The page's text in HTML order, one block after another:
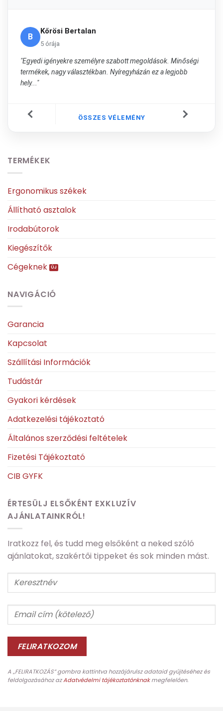
B
Kőrösi Bertalan
5 órája
"Egyedi igényekre személyre szabott megoldások. Minőségi
termékek, nagy választékban. Nyíregyházán ez a legjobb
hely..."
ÖSSZES VÉLEMÉNY
TERMÉKEK
Ergonomikus székek
Állítható asztalok
Irodabútorok
Kiegészítők
Cégeknek
NAVIGÁCIÓ
Garancia
Kapcsolat
Szállítási Információk
Tudástár
Gyakori kérdések
Adatkezelési tájékoztató
Általános szerződési feltételek
Fizetési Tájékoztató
CIB GYFK
ÉRTESÜLJ ELSŐKÉNT EXKLUZÍV
AJÁNLATAINKRÓL!
Iratkozz fel, és tudd meg elsőként a neked szóló
ajánlatokat, szakértői tippeket és sok minden mást.
A „FELIRATKOZÁS” gombra kattintva hozzájárulsz adataid gyűjtéséhez és
feldolgozásához azAdatvédelmi tájékoztatónknakmegfelelően.